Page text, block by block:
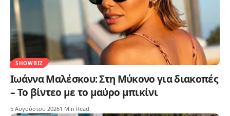
SHOWBIZ
Ιωάννα Μαλέσκου: Στη Μύκονο για διακοπές
– Το βίντεο με το μαύρο μπικίνι
5 Αυγούστου 20261 Min Read